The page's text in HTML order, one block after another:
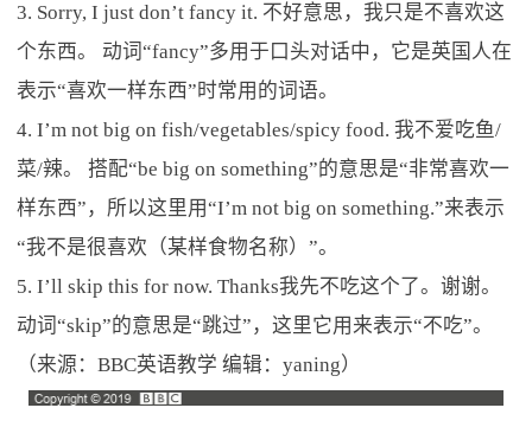
3. Sorry, I just don’t fancy it. 不好意思，我只是不喜欢这
个东西。 动词“fancy”多用于口头对话中，它是英国人在
表示“喜欢一样东西”时常用的词语。
4. I’m not big on fish/vegetables/spicy food. 我不爱吃鱼/
菜/辣。 搭配“be big on something”的意思是“非常喜欢一
样东西”，所以这里用“I’m not big on something.”来表示
“我不是很喜欢（某样食物名称）”。
5. I’ll skip this for now. Thanks我先不吃这个了。谢谢。
动词“skip”的意思是“跳过”，这里它用来表示“不吃”。
（来源：BBC英语教学 编辑：yaning）